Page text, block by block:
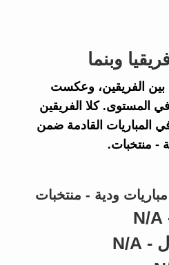
وبنما
بين الفريقين، وعكست
في المستوى. كلا الفريقين
المباريات القادمة ضمن
- منتخبات.
ودية - منتخبات